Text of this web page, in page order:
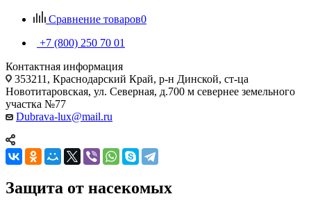
Сравнение товаров0
+7 (800) 250 70 01
Контактная информация
353211, Краснодарский Край, р-н Динской, ст-ца
Новотитаровская, ул. Северная, д.700 м севернее земельного
участка №77
Dubrava-lux@mail.ru
Защита от насекомых